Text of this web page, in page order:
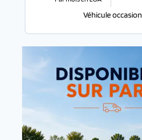
Véhicule occasion